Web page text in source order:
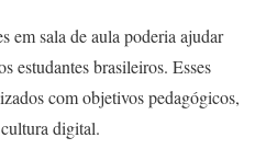
em sala de aula poderia ajudar
estudantes brasileiros. Esses
com objetivos pedagógicos,
digital.